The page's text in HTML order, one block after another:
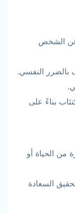
عن الشخص
بالضرر النفسي.
بناءً على
من الحياة أو
السعادة